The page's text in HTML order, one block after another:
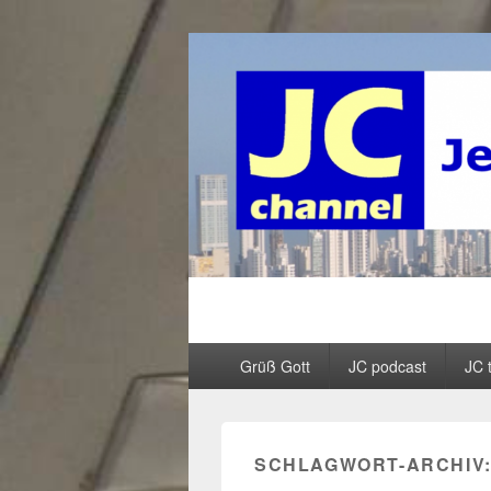
JC channel –
Menü
Grüß Gott JC podcast JC
SCHLAGWORT-